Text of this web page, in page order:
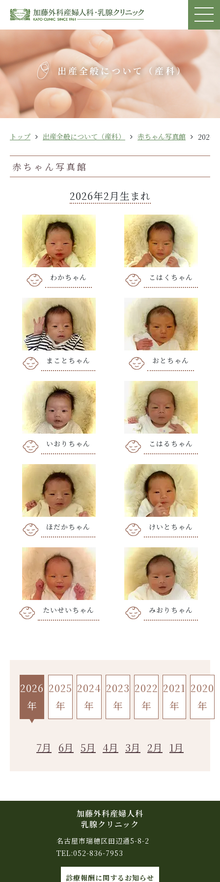
出産全般について（産科）
トップ 出産全般について（産科） 赤ちゃん写真館 2026
赤ちゃん写真館
2026年2月生まれ
わかちゃん こはくちゃん
まことちゃん おとちゃん
いおりちゃん こはるちゃん
ほだかちゃん けいとちゃん
たいせいちゃん みおりちゃん
2026
年
2025
年
2024
年
2023
年
2022
年
2021
年
2020
年
7月 6月 5月 4月 3月 2月 1月
加藤外科産婦人科
乳腺クリニック
名古屋市瑞穂区田辺通5-8-2
TEL:052-836-7953
診療報酬に関するお知らせ